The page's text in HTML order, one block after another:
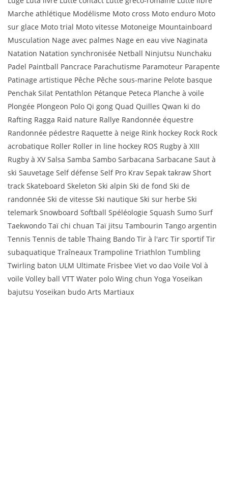
Marche athlétique Modélisme Moto cross Moto enduro Moto
sur glace Moto trial Moto vitesse Motoneige Mountainboard
Musculation Nage avec palmes Nage en eau vive Naginata
Natation Natation synchronisée Netball Ninjutsu Nunchaku
Padel Paintball Pancrace Parachutisme Paramoteur Parapente
Patinage artistique Pêche Pêche sous-marine Pelote basque
Penchak Silat Pentathlon Pétanque Peteca Planche à voile
Plongée Plongeon Polo Qi gong Quad Quilles Qwan ki do
Rafting Ragga Raid nature Rallye Randonnée équestre
Randonnée pédestre Raquette à neige Rink hockey Rock Rock
acrobatique Roller Roller in line hockey ROS Rugby à XIII
Rugby à XV Salsa Samba Sambo Sarbacana Sarbacane Saut à
ski Sauvetage Self défense Self Pro Krav Sepak takraw Short
track Skateboard Skeleton Ski alpin Ski de fond Ski de
randonnée Ski de vitesse Ski nautique Ski sur herbe Ski
telemark Snowboard Softball Spéléologie Squash Sumo Surf
Taekwondo Taï chi chuan Taï jitsu Tambourin Tango argentin
Tennis Tennis de table Thaing Bando Tir à l'arc Tir sportif Tir
subaquatique Traîneaux Trampoline Triathlon Tumbling
Twirling baton ULM Ultimate Frisbee Viet vo dao Voile Vol à
voile Volley ball VTT Water polo Wing chun Yoga Yoseikan
bajutsu Yoseikan budo Arts Martiaux